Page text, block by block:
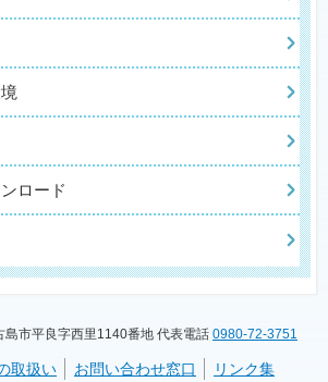
ロード
市平良字西里1140番地 代表電話 0980-72-3751
取扱い お問い合わせ窓口 リンク集